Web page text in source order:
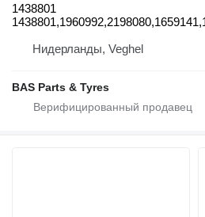
1438801
Нидерланды, Veghel
BAS Parts & Tyres